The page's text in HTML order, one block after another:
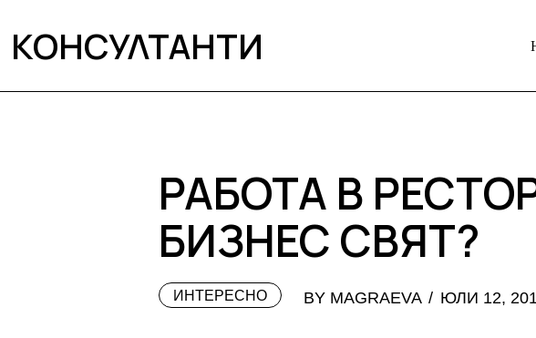
КОНСУЛТАНТИ
РАБОТА В
БИЗНЕС СВЯТ?
ИНТЕРЕСНО BY MAGRAEVA ЮЛИ 12,